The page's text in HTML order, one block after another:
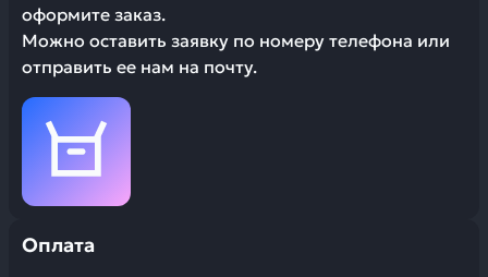
оформите заказ.
Можно оставить заявку по номеру телефона или
отправить ее нам на почту.
Оплата